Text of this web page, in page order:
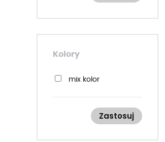
Kolory
mix kolor
Zastosuj